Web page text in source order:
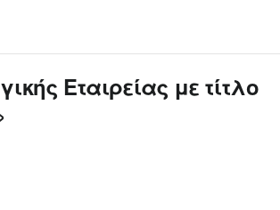
Εταιρείας με τίτλο